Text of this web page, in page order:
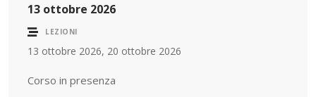
13 ottobre 2026
LEZIONI
13 ottobre 2026, 20 ottobre 2026
Corso in presenza